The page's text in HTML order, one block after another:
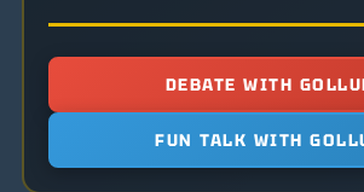
DEBATE WITH
FUN TALK WITH